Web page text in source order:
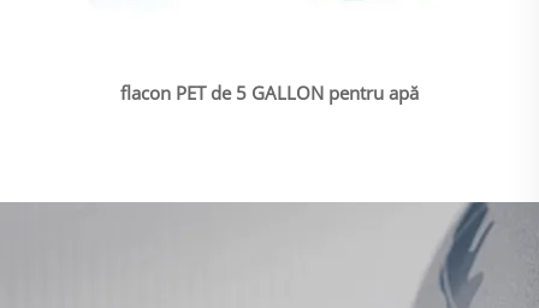
flacon PET de 5 GALLON pentru apă